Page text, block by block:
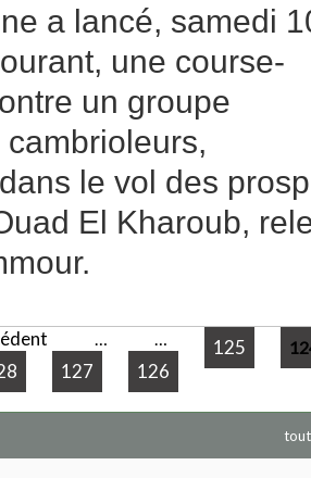
a lancé, samedi
une course-
un groupe
le vol des
El Kharoub,
…
125
126
127
…